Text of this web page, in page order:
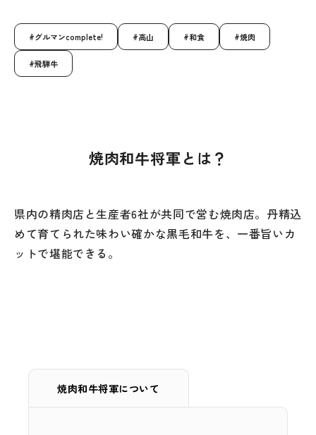
グルマンcomplete! 高山 和食 焼肉
飛騨牛
焼肉和牛将軍とは？
県内の精肉店と生産者6社が共同で営む焼肉店。丹精込
めて育てられた味わい確かな黒毛和牛を、一番旨いカ
ットで堪能できる。
焼肉和牛将軍について